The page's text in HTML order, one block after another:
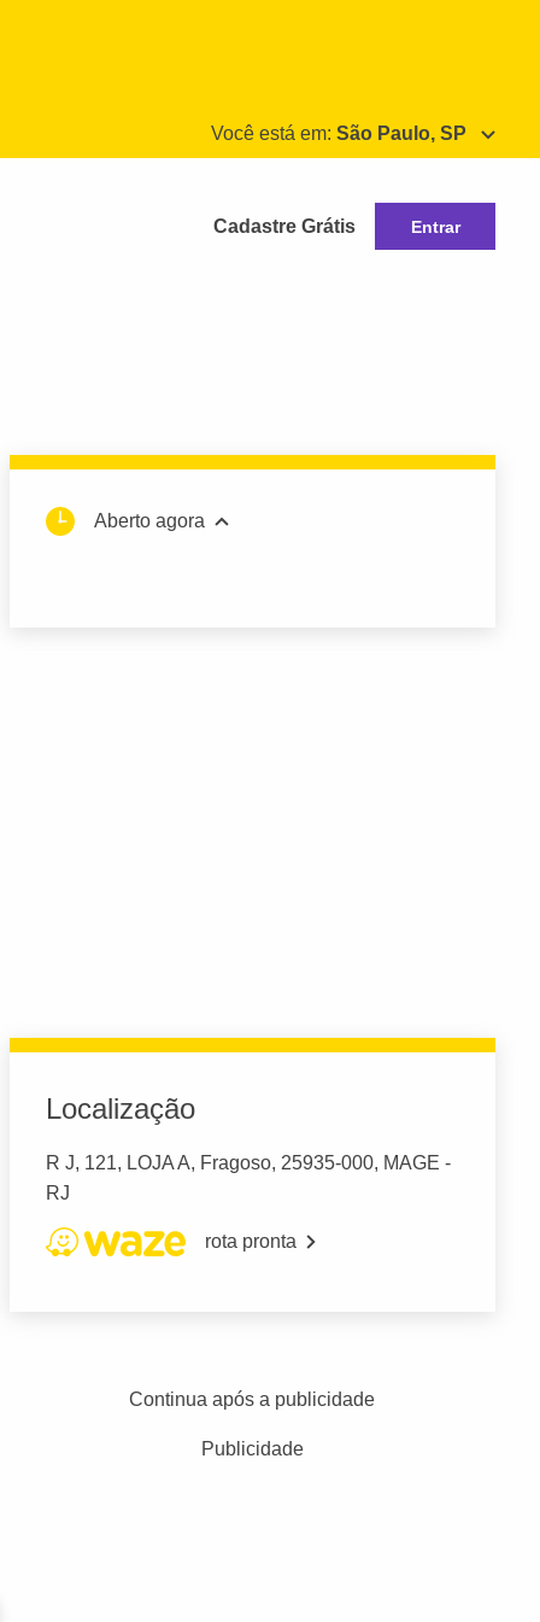
Você está em: São Paulo, SP
Cadastre Grátis Entrar
Aberto agora
Localização
R J, 121, LOJA A, Fragoso, 25935-000, MAGE -
RJ
rota pronta
Continua após a publicidade
Publicidade